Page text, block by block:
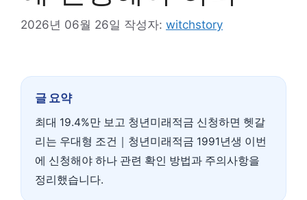
2026년 06월 26일 작성자: witchstory
글 요약
최대 19.4%만 보고 청년미래적금 신청하면 헷갈
리는 우대형 조건｜청년미래적금 1991년생 이번
에 신청해야 하나 관련 확인 방법과 주의사항을
정리했습니다.